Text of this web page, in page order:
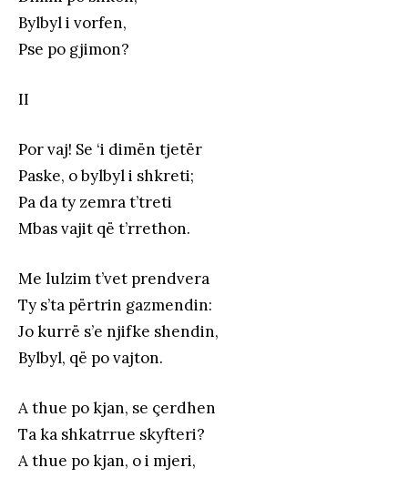
Bylbyl i vorfen,
Pse po gjimon?
II
Por vaj! Se ‘i dimën tjetër
Paske, o bylbyl i shkreti;
Pa da ty zemra t’treti
Mbas vajit që t’rrethon.
Me lulzim t’vet prendvera
Ty s’ta përtrin gazmendin:
Jo kurrë s’e njifke shendin,
Bylbyl, që po vajton.
A thue po kjan, se çerdhen
Ta ka shkatrrue skyfteri?
A thue po kjan, o i mjeri,